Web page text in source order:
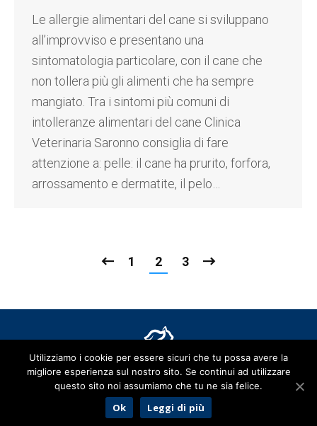
Le allergie alimentari del cane si sviluppano
all’improvviso e presentano una
sintomatologia particolare, con il cane che
non tollera più gli alimenti che ha sempre
mangiato. Tra i sintomi più comuni di
intolleranze alimentari del cane Clinica
Veterinaria Saronno consiglia di fare
attenzione a: pelle: il cane ha prurito, forfora,
arrossamento e dermatite, il pelo…
1 2 3
Clinica Veterinaria città di Saronno- Direttore Sanitario Dr. Paolo
Maria Vanzulli - MediVet ITALIA srl Unipersonale - Via Novara, 18 -
21047 Saronno (VA) - P.IVA 03591129130
Utilizziamo i cookie per essere sicuri che tu possa avere la
migliore esperienza sul nostro sito. Se continui ad utilizzare
questo sito noi assumiamo che tu ne sia felice.
Ok Leggi di più